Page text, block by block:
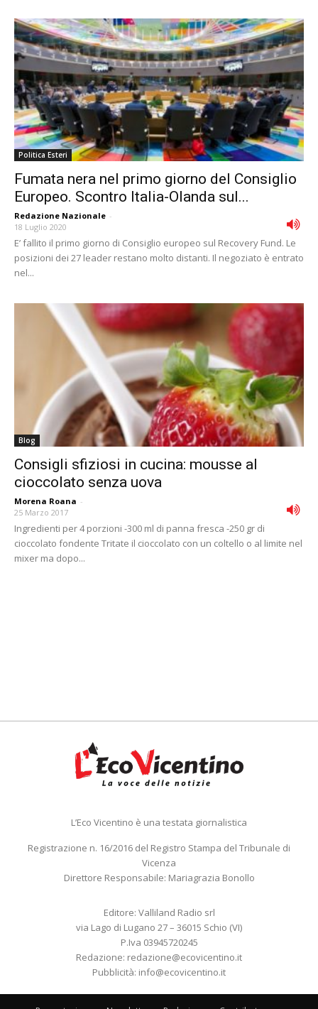
Politica Esteri
Fumata nera nel primo giorno del Consiglio
Europeo. Scontro Italia-Olanda sul...
Redazione Nazionale -
18 Luglio 2020
E’ fallito il primo giorno di Consiglio europeo sul Recovery Fund. Le
posizioni dei 27 leader restano molto distanti. Il negoziato è entrato
nel...
Blog
Consigli sfiziosi in cucina: mousse al
cioccolato senza uova
Morena Roana -
25 Marzo 2017
Ingredienti per 4 porzioni -300 ml di panna fresca -250 gr di
cioccolato fondente Tritate il cioccolato con un coltello o al limite nel
mixer ma dopo...
L’Eco Vicentino è una testata giornalistica
Registrazione n. 16/2016 del Registro Stampa del Tribunale di
Vicenza
Direttore Responsabile: Mariagrazia Bonollo
Editore: Valliland Radio srl
via Lago di Lugano 27 – 36015 Schio (VI)
P.Iva 03945720245
Redazione: redazione@ecovicentino.it
Pubblicità: info@ecovicentino.it